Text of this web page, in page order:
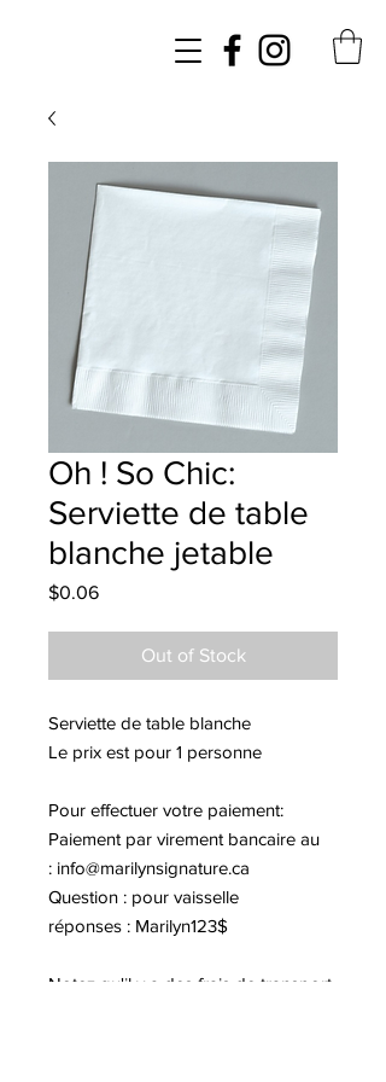
Oh ! So Chic:
Serviette de table
blanche jetable
$0.06Price
Out of Stock
Serviette de table blanche
Le prix est pour 1 personne
Pour effectuer votre paiement:
Paiement par virement bancaire au
: info@marilynsignature.ca
Question : pour vaisselle
réponses : Marilyn123$
Notez qu'il y a des frais de transport